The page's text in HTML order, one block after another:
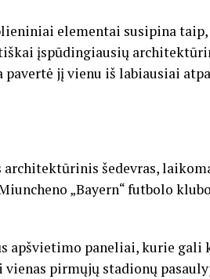
elementai susipina
įspūdingiausių
jį vienu iš labiausiai
architektūrinis šedevras,
„Bayern“ futbolo
apšvietimo paneliai, kurie gali
pirmųjų stadionų